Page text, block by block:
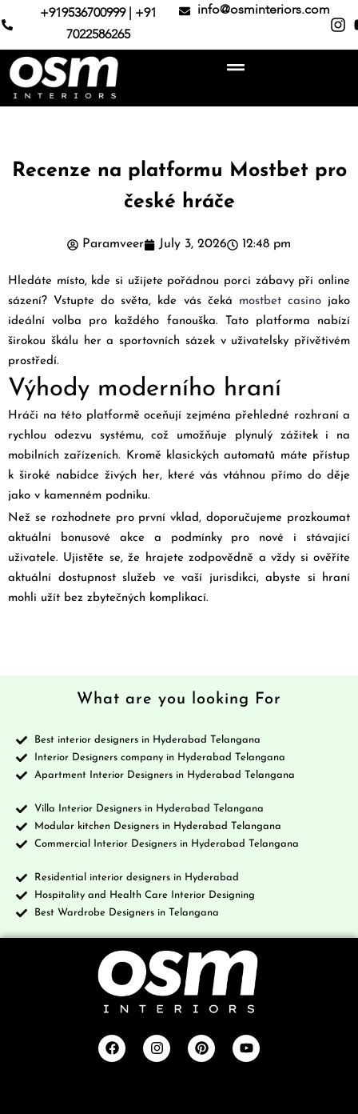
+919536700999 | +91
7022586265
info@osminteriors.com
Recenze na platformu Mostbet pro
české hráče
Paramveer July 3, 2026 12:48 pm
Hledáte místo, kde si užijete pořádnou porci zábavy při online
sázení? Vstupte do světa, kde vás čeká mostbet casinojako
ideální volba pro každého fanouška. Tato platforma nabízí
širokou škálu her a sportovních sázek v uživatelsky přívětivém
prostředí.
Výhody moderního hraní
Hráči na této platformě oceňují zejména přehledné rozhraní a
rychlou odezvu systému, což umožňuje plynulý zážitek i na
mobilních zařízeních. Kromě klasických automatů máte přístup
k široké nabídce živých her, které vás vtáhnou přímo do děje
jako v kamenném podniku.
Než se rozhodnete pro první vklad, doporučujeme prozkoumat
aktuální bonusové akce a podmínky pro nové i stávající
uživatele. Ujistěte se, že hrajete zodpovědně a vždy si ověříte
aktuální dostupnost služeb ve vaší jurisdikci, abyste si hraní
mohli užít bez zbytečných komplikací.
What are you looking For
Best interior designers in Hyderabad Telangana
Interior Designers company in Hyderabad Telangana
Apartment Interior Designers in Hyderabad Telangana
Villa Interior Designers in Hyderabad Telangana
Modular kitchen Designers in Hyderabad Telangana
Commercial Interior Designers in Hyderabad Telangana
Residential interior designers in Hyderabad
Hospitality and Health Care Interior Designing
Best Wardrobe Designers in Telangana